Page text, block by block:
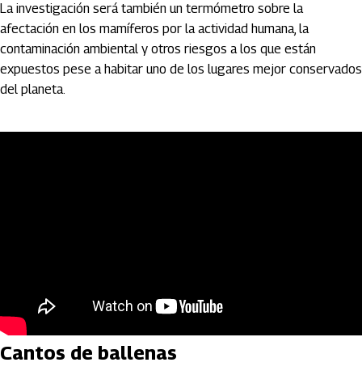
La investigación será también un termómetro sobre la
afectación en los mamíferos por la actividad humana, la
contaminación ambiental y otros riesgos a los que están
expuestos pese a habitar uno de los lugares mejor conservados
del planeta.
Cantos de ballenas